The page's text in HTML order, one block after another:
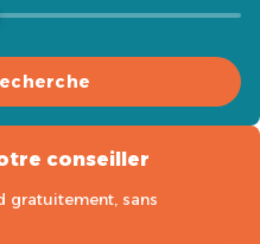
conseiller
gratuitement, sans